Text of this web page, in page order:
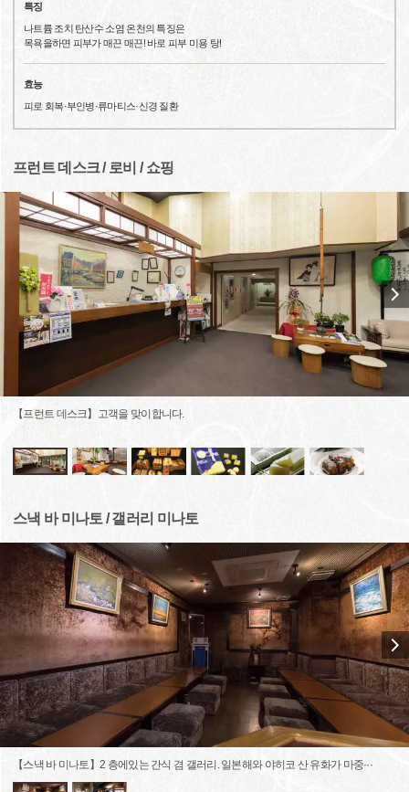
특징
나트륨 조치 탄산수 소염 온천의 특징은
목욕을하면 피부가 매끈 매끈! 바로 피부 미용 탕!
효능
피로 회복·부인병·류마티스·신경 질환
프런트 데스크 / 로비 / 쇼핑
【프런트 데스크】고객을 맞이합니다.
스낵 바 미나토 / 갤러리 미나토
【스낵 바 미나토】2 층에있는 간식 겸 갤러리. 일본해와 야히코 산 유화가 마중···